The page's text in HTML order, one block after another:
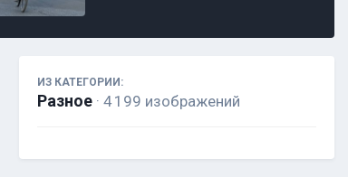
ИЗ КАТЕГОРИИ:
Разное · 4 199 изображений